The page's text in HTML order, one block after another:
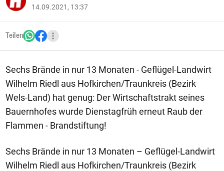
14.09.2021, 13:37
Teilen
Sechs Brände in nur 13 Monaten - Geflügel-Landwirt
Wilhelm Riedl aus Hofkirchen/Traunkreis (Bezirk
Wels-Land) hat genug: Der Wirtschaftstrakt seines
Bauernhofes wurde Dienstagfrüh erneut Raub der
Flammen - Brandstiftung!
Sechs Brände in nur 13 Monaten – Geflügel-Landwirt
Wilhelm Riedl aus Hofkirchen/Traunkreis (Bezirk